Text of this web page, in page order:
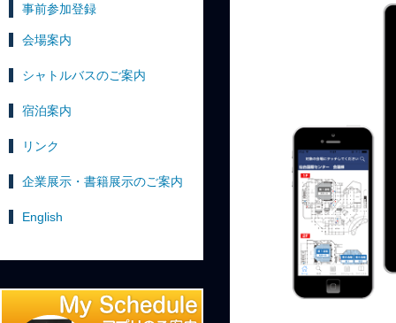
事前参加登録
会場案内
シャトルバスのご案内
宿泊案内
リンク
企業展示・書籍展示のご案内
English